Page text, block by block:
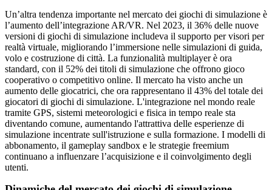
Un’altra tendenza importante nel mercato dei giochi di simulazione è
l’aumento dell’integrazione AR/VR. Nel 2023, il 36% delle nuove
versioni di giochi di simulazione includeva il supporto per visori per
realtà virtuale, migliorando l’immersione nelle simulazioni di guida,
volo e costruzione di città. La funzionalità multiplayer è ora
standard, con il 52% dei titoli di simulazione che offrono gioco
cooperativo o competitivo online. Il mercato ha visto anche un
aumento delle giocatrici, che ora rappresentano il 43% del totale dei
giocatori di giochi di simulazione. L'integrazione nel mondo reale
tramite GPS, sistemi meteorologici e fisica in tempo reale sta
diventando comune, aumentando l'attrattiva delle esperienze di
simulazione incentrate sull'istruzione e sulla formazione. I modelli di
abbonamento, il gameplay sandbox e le strategie freemium
continuano a influenzare l’acquisizione e il coinvolgimento degli
utenti.